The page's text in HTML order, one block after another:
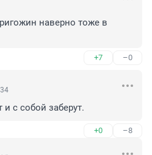
наверно тоже в
+7 –0
с собой заберут.
+0 –8